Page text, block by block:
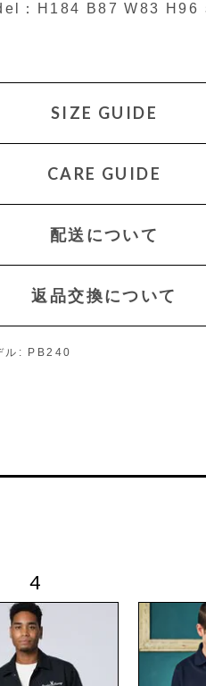
：H184 B87 W83 H96
SIZE GUIDE
CARE GUIDE
配送について
返品交換について
: PB240